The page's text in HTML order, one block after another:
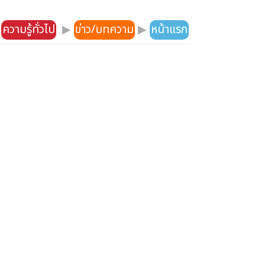
ความรู้ทั่วไป ▶ ข่าว/บทความ ▶ หน้าแรก